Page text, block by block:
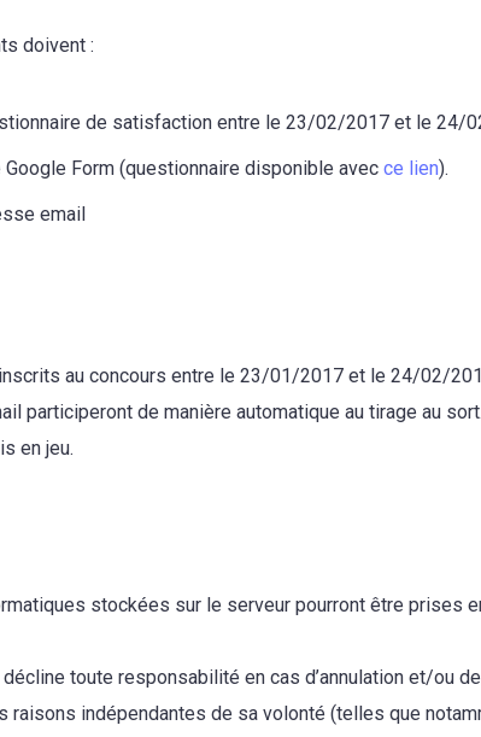
doivent :
de satisfaction entre le 23/02/2017 et le 24/
Google Form (questionnaire disponible avec ce lien).
email
au concours entre le 23/01/2017 et le 24/02/
participeront de manière automatique au tirage au
en jeu.
stockées sur le serveur pourront être prises
toute responsabilité en cas d’annulation et/ou
raisons indépendantes de sa volonté (telles que